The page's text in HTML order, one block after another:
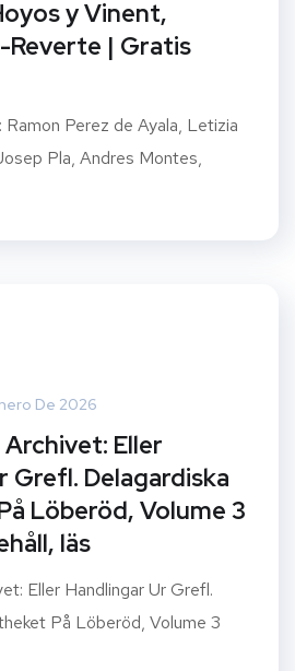
y Vinent,
Reverte | Gratis
Ramon Perez de Ayala, Letizia
Pla, Andres Montes,
De 2026
Eller
Grefl. Delagardiska
Löberöd, Volume 3
läs
Eller Handlingar Ur Grefl.
På Löberöd, Volume 3